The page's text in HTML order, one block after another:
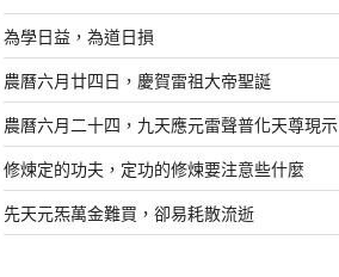
為學日益，為道日損
農曆六月廿四日，慶賀雷祖大帝聖誕
農曆六月二十四，九天應元雷聲普化天尊現示
修煉定的功夫，定功的修煉要注意些什麼
先天元炁萬金難買，卻易耗散流逝